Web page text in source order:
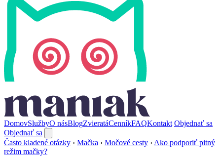
DomovSlužbyO násBlogZvieratáCenníkFAQKontakt Objednať sa
Objednať sa
Často kladené otázky › Mačka › Močové cesty › Ako podporiť pitný
režim mačky?